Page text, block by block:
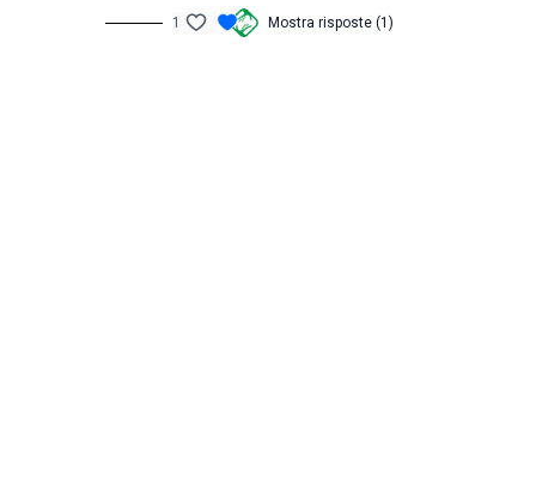
Ogni lezione è accompagnata da
1 Mostra risposte (1)